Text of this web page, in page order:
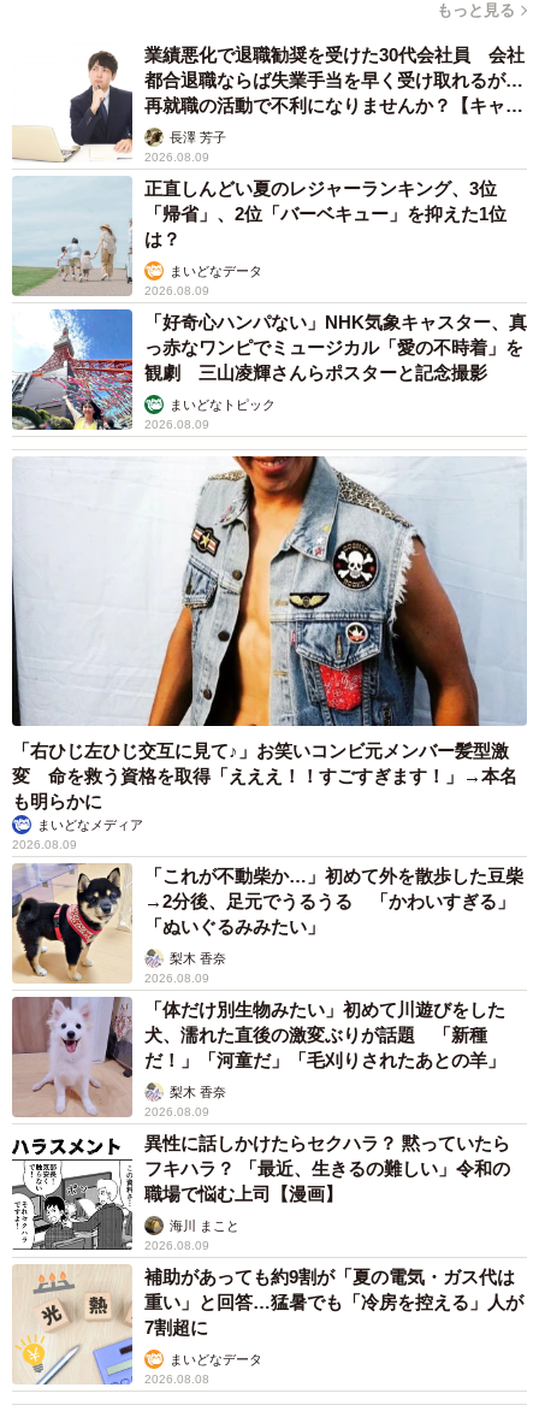
もっと見る
業績悪化で退職勧奨を受けた30代会社員 会社
都合退職ならば失業手当を早く受け取れるが…
再就職の活動で不利になりませんか？【キャリ
アカウンセラーが解説】
長澤 芳子
2026.08.09
正直しんどい夏のレジャーランキング、3位
「帰省」、2位「バーベキュー」を抑えた1位
は？
まいどなデータ
2026.08.09
「好奇心ハンパない」NHK気象キャスター、真
っ赤なワンピでミュージカル「愛の不時着」を
観劇 三山凌輝さんらポスターと記念撮影
まいどなトピック
2026.08.09
「右ひじ左ひじ交互に見て♪」お笑いコンビ元メンバー髪型激
変 命を救う資格を取得「えええ！！すごすぎます！」→本名
も明らかに
まいどなメディア
2026.08.09
「これが不動柴か…」初めて外を散歩した豆柴
→2分後、足元でうるうる 「かわいすぎる」
「ぬいぐるみみたい」
梨木 香奈
2026.08.09
「体だけ別生物みたい」初めて川遊びをした
犬、濡れた直後の激変ぶりが話題 「新種
だ！」「河童だ」「毛刈りされたあとの羊」
梨木 香奈
2026.08.09
異性に話しかけたらセクハラ？ 黙っていたら
フキハラ？ 「最近、生きるの難しい」令和の
職場で悩む上司【漫画】
海川 まこと
2026.08.09
補助があっても約9割が「夏の電気・ガス代は
重い」と回答…猛暑でも「冷房を控える」人が
7割超に
まいどなデータ
2026.08.08